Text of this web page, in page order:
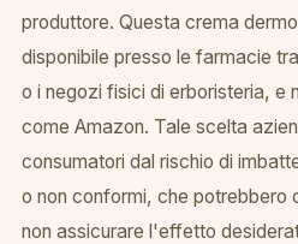
produttore. Questa crema
disponibile presso le farmacie
o i negozi fisici di erboristeria, e
come Amazon. Tale scelta
consumatori dal rischio di
o non conformi, che potrebbero
non assicurare l'effetto